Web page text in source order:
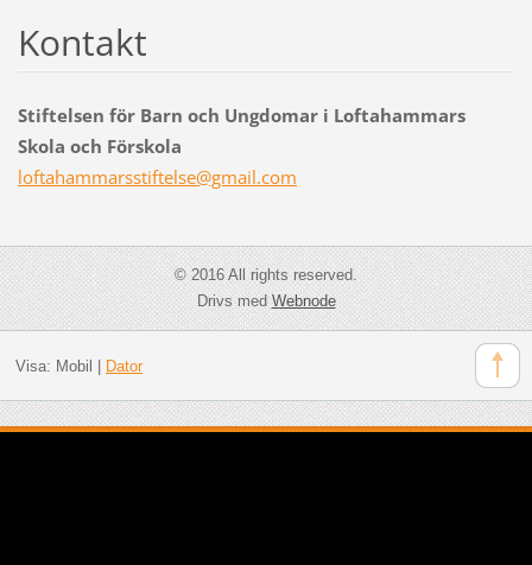
Kontakt
Stiftelsen för Barn och Ungdomar i Loftahammars
Skola och Förskola
loftahammarsstiftelse@gmail.com
© 2016 All rights reserved.
Drivs medWebnode
Visa: Mobil Dator